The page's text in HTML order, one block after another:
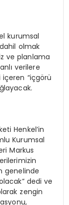
kurumsal
olmak
ve planlama
verilere
“içgörü
Henkel’in
Kurumsal
Markus
genelinde
dedi ve
zengin